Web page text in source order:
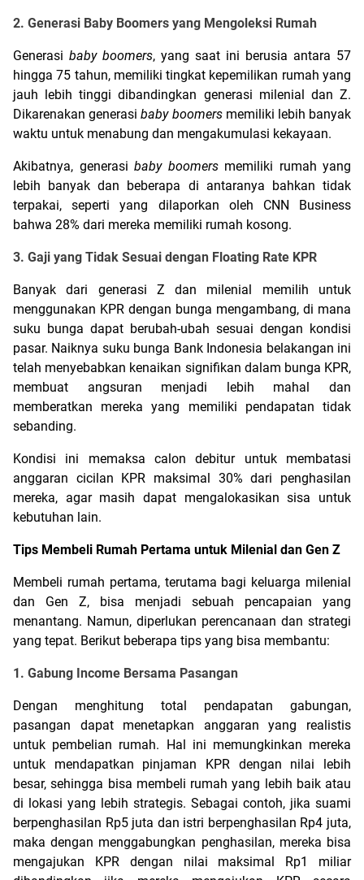
2. Generasi Baby Boomers yang Mengoleksi Rumah
Generasi baby boomers, yang saat ini berusia antara 57
hingga 75 tahun, memiliki tingkat kepemilikan rumah yang
jauh lebih tinggi dibandingkan generasi milenial dan Z.
Dikarenakan generasi baby boomers memiliki lebih banyak
waktu untuk menabung dan mengakumulasi kekayaan.
Akibatnya, generasi baby boomers memiliki rumah yang
lebih banyak dan beberapa di antaranya bahkan tidak
terpakai, seperti yang dilaporkan oleh CNN Business
bahwa 28% dari mereka memiliki rumah kosong.
3. Gaji yang Tidak Sesuai dengan Floating Rate KPR
Banyak dari generasi Z dan milenial memilih untuk
menggunakan KPR dengan bunga mengambang, di mana
suku bunga dapat berubah-ubah sesuai dengan kondisi
pasar. Naiknya suku bunga Bank Indonesia belakangan ini
telah menyebabkan kenaikan signifikan dalam bunga KPR,
membuat angsuran menjadi lebih mahal dan
memberatkan mereka yang memiliki pendapatan tidak
sebanding.
Kondisi ini memaksa calon debitur untuk membatasi
anggaran cicilan KPR maksimal 30% dari penghasilan
mereka, agar masih dapat mengalokasikan sisa untuk
kebutuhan lain.
Tips Membeli Rumah Pertama untuk Milenial dan Gen Z
Membeli rumah pertama, terutama bagi keluarga milenial
dan Gen Z, bisa menjadi sebuah pencapaian yang
menantang. Namun, diperlukan perencanaan dan strategi
yang tepat. Berikut beberapa tips yang bisa membantu:
1. Gabung Income Bersama Pasangan
Dengan menghitung total pendapatan gabungan,
pasangan dapat menetapkan anggaran yang realistis
untuk pembelian rumah. Hal ini memungkinkan mereka
untuk mendapatkan pinjaman KPR dengan nilai lebih
besar, sehingga bisa membeli rumah yang lebih baik atau
di lokasi yang lebih strategis. Sebagai contoh, jika suami
berpenghasilan Rp5 juta dan istri berpenghasilan Rp4 juta,
maka dengan menggabungkan penghasilan, mereka bisa
mengajukan KPR dengan nilai maksimal Rp1 miliar